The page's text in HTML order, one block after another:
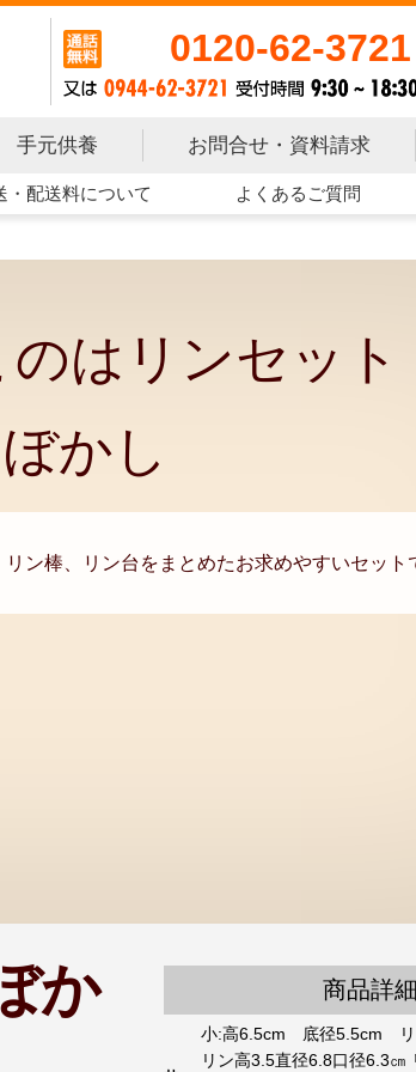
0120-62-3721
手元供養 お問合せ・資料請求
・配送料について よくあるご質問
のはリンセッ
かし
リン棒、リン台をまとめたお求めやすいセット
か
商品詳細
小:高6.5cm 底径5.5cm リ
リン高3.5直径6.8口径6.3㎝